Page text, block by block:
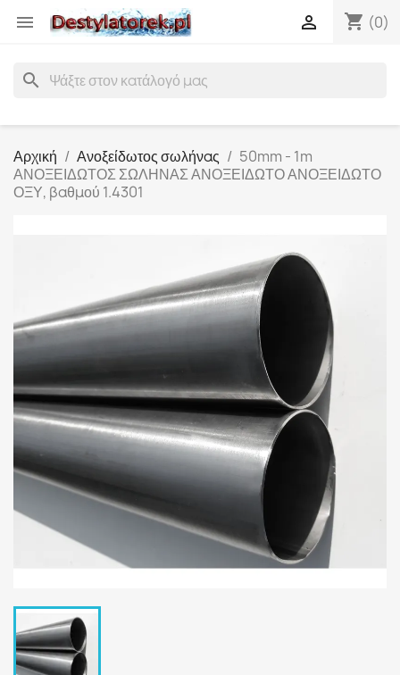
 shopping_cart (0)

search
Αρχική Ανοξείδωτος σωλήνας
50mm - 1m
ΑΝΟΞΕΙΔΩΤΟΣ ΣΩΛΗΝΑΣ ΑΝΟΞΕΙΔΩΤΟ ΑΝΟΞΕΙΔΩΤΟ
ΟΞΥ, βαθμού 1.4301